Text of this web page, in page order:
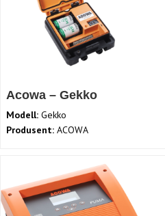
Acowa – Gekko
Modell: Gekko
Produsent: ACOWA